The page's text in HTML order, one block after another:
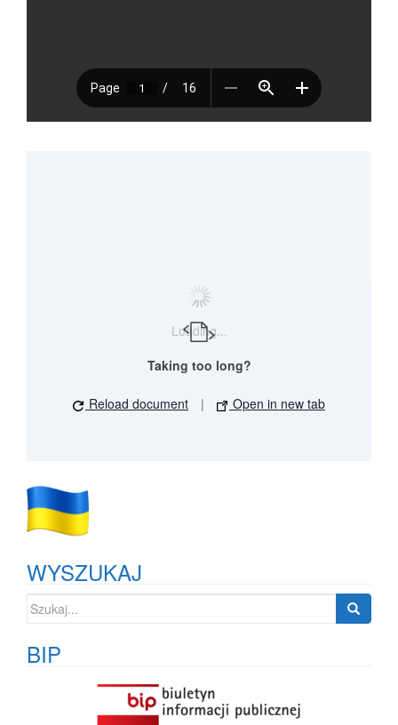
Loading...
Taking too long?
Reload document | Open in new tab
WYSZUKAJ
Szukaj:
BIP